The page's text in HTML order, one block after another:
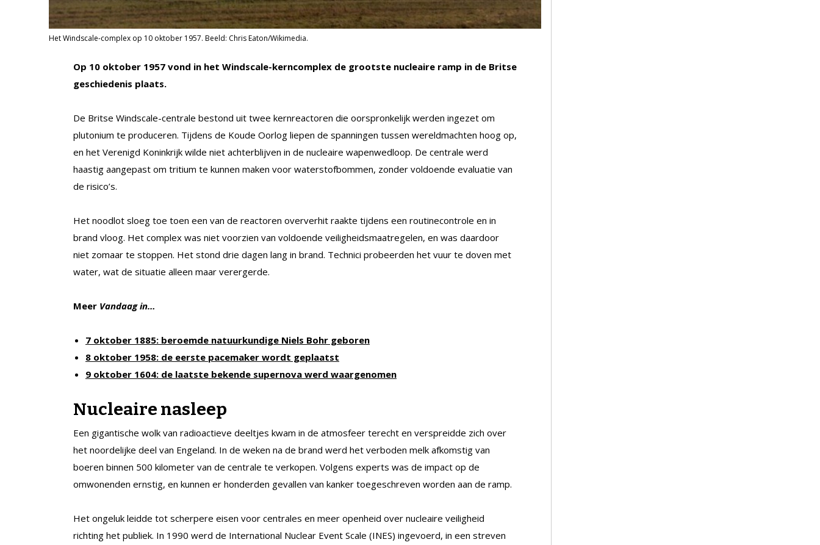
Het Windscale-complex op 10 oktober 1957. Beeld: Chris Eaton/Wikimedia.
Op 10 oktober 1957 vond in het Windscale-kerncomplex de grootste nucleaire ramp in de Britse
geschiedenis plaats.
De Britse Windscale-centrale bestond uit twee kernreactoren die oorspronkelijk werden ingezet om
plutonium te produceren. Tijdens de Koude Oorlog liepen de spanningen tussen wereldmachten hoog op,
en het Verenigd Koninkrijk wilde niet achterblijven in de nucleaire wapenwedloop. De centrale werd
haastig aangepast om tritium te kunnen maken voor waterstofbommen, zonder voldoende evaluatie van
de risico’s.
Het noodlot sloeg toe toen een van de reactoren oververhit raakte tijdens een routinecontrole en in
brand vloog. Het complex was niet voorzien van voldoende veiligheidsmaatregelen, en was daardoor
niet zomaar te stoppen. Het stond drie dagen lang in brand. Technici probeerden het vuur te doven met
water, wat de situatie alleen maar verergerde.
Meer Vandaag in…
7 oktober 1885: beroemde natuurkundige Niels Bohr geboren
8 oktober 1958: de eerste pacemaker wordt geplaatst
9 oktober 1604: de laatste bekende supernova werd waargenomen
Nucleaire nasleep
Een gigantische wolk van radioactieve deeltjes kwam in de atmosfeer terecht en verspreidde zich over
het noordelijke deel van Engeland. In de weken na de brand werd het verboden melk afkomstig van
boeren binnen 500 kilometer van de centrale te verkopen. Volgens experts was de impact op de
omwonenden ernstig, en kunnen er honderden gevallen van kanker toegeschreven worden aan de ramp.
Het ongeluk leidde tot scherpere eisen voor centrales en meer openheid over nucleaire veiligheid
richting het publiek. In 1990 werd de International Nuclear Event Scale (INES) ingevoerd, in een streven